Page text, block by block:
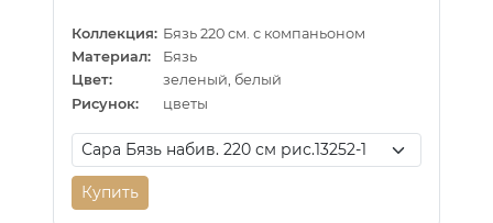
Коллекция: Бязь 220 см. с компаньоном
Материал:
Бязь
Цвет:
зеленый, белый
Рисунок:
цветы
Купить